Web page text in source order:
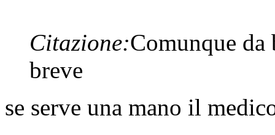
Citazione:Comunque da
breve
se serve una mano il